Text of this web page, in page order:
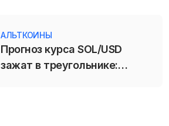
АЛЬТКОИНЫ
Прогноз курса SOL/USD
зажат в треугольнике: